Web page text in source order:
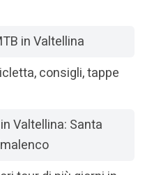
in Valtellina
consigli, tappe
Valtellina: Santa